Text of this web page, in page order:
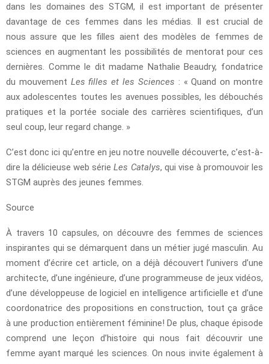
dans les domaines des STGM, il est important de présenter
davantage de ces femmes dans les médias. Il est crucial de
nous assure que les filles aient des modèles de femmes de
sciences en augmentant les possibilités de mentorat pour ces
dernières. Comme le dit madame Nathalie Beaudry, fondatrice
du mouvement Les filles et les Sciences : « Quand on montre
aux adolescentes toutes les avenues possibles, les débouchés
pratiques et la portée sociale des carrières scientifiques, d’un
seul coup, leur regard change. »
C’est donc ici qu’entre en jeu notre nouvelle découverte, c’est-à-
dire la délicieuse web sérieLes Catalys, qui vise à promouvoir les
STGM auprès des jeunes femmes.
Source
À travers 10 capsules, on découvre des femmes de sciences
inspirantes qui se démarquent dans un métier jugé masculin. Au
moment d’écrire cet article, on a déjà découvert l’univers d’une
architecte, d’une ingénieure, d’une programmeuse de jeux vidéos,
d’une développeuse de logiciel en intelligence artificielle et d’une
coordonatrice des propositions en construction, tout ça grâce
à une production entièrement féminine! De plus, chaque épisode
comprend une leçon d’histoire qui nous fait découvrir une
femme ayant marqué les sciences. On nous invite également à